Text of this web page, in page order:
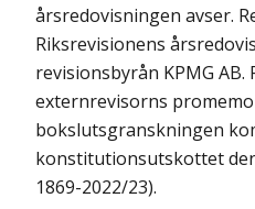
årsredovisningen avser.
Riksrevisionens
revisionsbyrån KPMG
externrevisorns
bokslutsgranskningen
konstitutionsutskottet
1869-2022/23).